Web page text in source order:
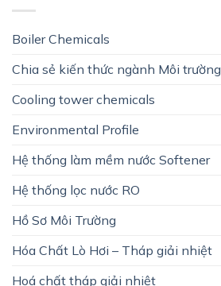
Boiler Chemicals
Chia sẻ kiến thức ngành Môi trường
Cooling tower chemicals
Environmental Profile
Hệ thống làm mềm nước Softener
Hệ thống lọc nước RO
Hồ Sơ Môi Trường
Hóa Chất Lò Hơi – Tháp giải nhiệt
Hoá chất tháp giải nhiệt